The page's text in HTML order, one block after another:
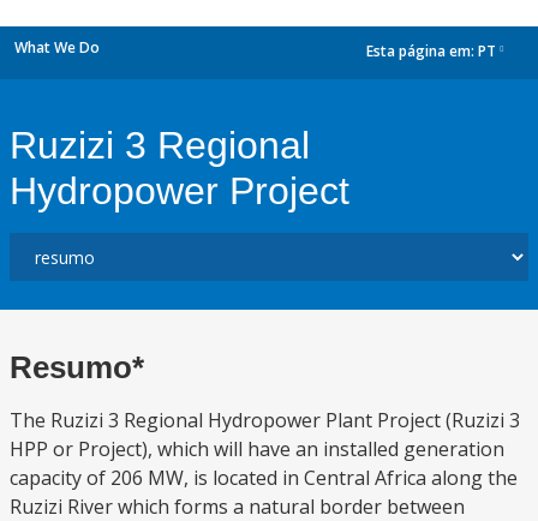
What We Do Esta página em: PT
Ruzizi 3 Regional
Hydropower Project
Resumo*
The Ruzizi 3 Regional Hydropower Plant Project (Ruzizi 3
HPP or Project), which will have an installed generation
capacity of 206 MW, is located in Central Africa along the
Ruzizi River which forms a natural border between